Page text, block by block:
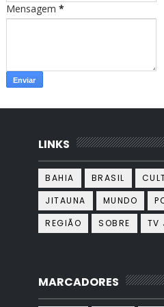
Mensagem *
LINKS
BAHIA BRASIL
JITAUNA
MUNDO
REGIÃO
SOBRE TV
MARCADORES